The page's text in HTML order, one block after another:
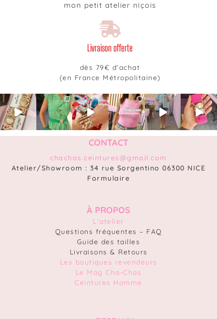
mon petit atelier niçois
Livraison offerte
dès 79€ d'achat
(en France Métropolitaine)
CONTACT
chachas.ceintures@gmail.com
Atelier/Showroom : 34 rue Sorgentino 06300 NICE
Formulaire
À PROPOS
L’atelier
Questions fréquentes – FAQ
Guide des tailles
Livraisons & Retours
Les boutiques revendeurs
Le Mag Cha-Chas
Ceintures Homme